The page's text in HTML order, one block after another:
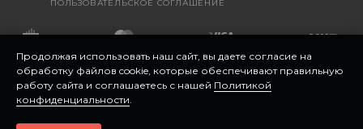
ПОЛЬЗОВАТЕЛЬСКОЕ СОГЛАШЕНИЕ
Продолжая использовать наш сайт, вы даете согласие на
обработку файлов cookie, которые обеспечивают правильную
работу сайта и соглашаетесь с нашей Политикой
конфиденциальности.